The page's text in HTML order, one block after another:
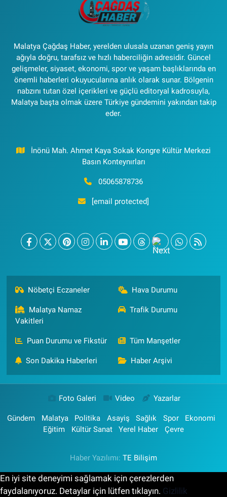
Malatya Çağdaş Haber, yerelden ulusala uzanan geniş yayın
ağıyla doğru, tarafsız ve hızlı haberciliğin adresidir. Güncel
gelişmeler, siyaset, ekonomi, spor ve yaşam başlıklarında en
önemli haberleri okuyucularına anlık olarak sunar. Bölgenin
nabzını tutan özel içerikleri ve güçlü editoryal kadrosuyla,
Malatya başta olmak üzere Türkiye gündemini yakından takip
eder.
İnönü Mah. Ahmet Kaya Sokak Kongre Kültür Merkezi
Basın Konteynırları
05065878736
[email protected]
Nöbetçi Eczaneler Hava Durumu
Malatya Namaz
Vakitleri
Trafik Durumu
Puan Durumu ve Fikstür Tüm Manşetler
Son Dakika Haberleri Haber Arşivi
Foto Galeri Video Yazarlar
Gündem Malatya Politika Asayiş Sağlık Spor
Ekonomi
Eğitim
Kültür Sanat Yerel Haber Çevre
Haber Yazılımı: TE Bilişim
En iyi site deneyimi sağlamak için çerezlerden
faydalanıyoruz. Detaylar için lütfen tıklayın. Gizlilik